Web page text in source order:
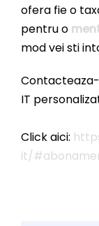
ofera fie o
pentru o
mod vei sti
IT
Click aici:
it/